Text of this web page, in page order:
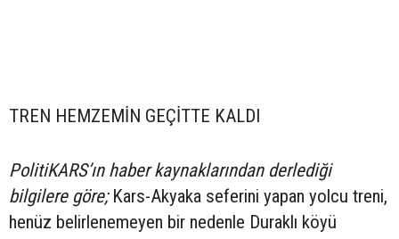
TREN HEMZEMİN GEÇİTTE KALDI
PolitiKARS’ın haber kaynaklarından derlediği
bilgilere göre;Kars-Akyaka seferini yapan yolcu treni,
henüz belirlenemeyen bir nedenle Duraklı köyü